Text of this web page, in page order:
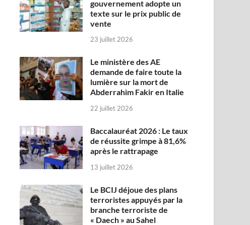
gouvernement adopte un
texte sur le prix public de
vente
23 juillet 2026
Le ministère des AE
demande de faire toute la
lumière sur la mort de
Abderrahim Fakir en Italie
22 juillet 2026
Baccalauréat 2026 : Le taux
de réussite grimpe à 81,6%
après le rattrapage
13 juillet 2026
Le BCIJ déjoue des plans
terroristes appuyés par la
branche terroriste de
« Daech » au Sahel